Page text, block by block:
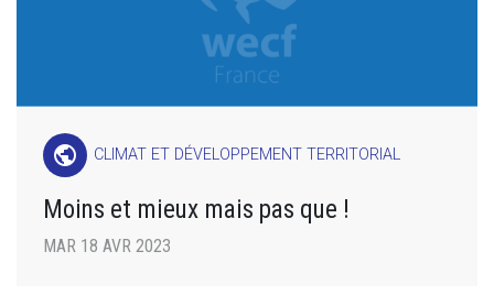
public CLIMAT ET DÉVELOPPEMENT TERRITORIAL
Moins et mieux mais pas que !
MAR 18 AVR 2023